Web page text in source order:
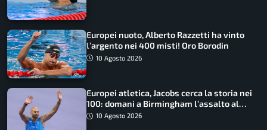
Europei nuoto, Alberto Razzetti ha vinto
l’argento nei 400 misti! Oro Borodin
10 Agosto 2026
Europei atletica, Jacobs cerca la storia nei
100: domani a Birmingham l’assalto al
terzo oro consecutivo
10 Agosto 2026